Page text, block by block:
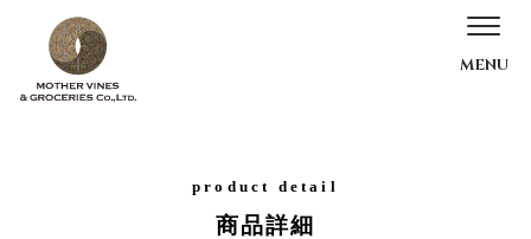
product detail
商品詳細